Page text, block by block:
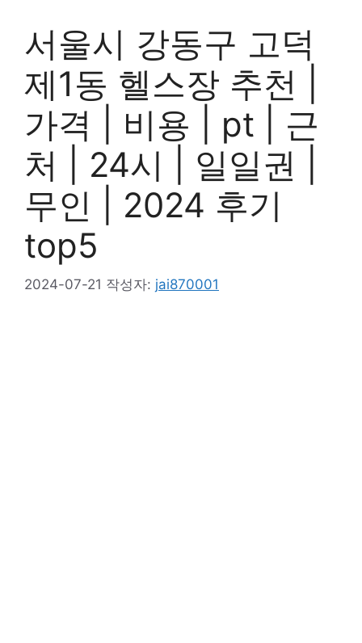
서울시 강동구 고덕
제1동 헬스장 추천 |
가격 | 비용 | pt | 근
처 | 24시 | 일일권 |
무인 | 2024 후기
top5
2024-07-21 작성자: jai870001